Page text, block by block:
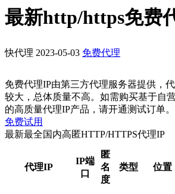
最新http/https免费
快代理 2023-05-03 免费代理
免费代理IP由第三方代理服务器提供，
较大，总体质量不高。如需购买基于自
的高质量代理IP产品，请开通测试订单。
免费试用
最新最全国内高匿HTTP/HTTPS代理IP
代理IP
IP端
口
匿
名
度
类型 位置